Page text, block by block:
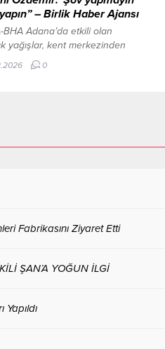
– Birlik Haber Ajansı
BHA Adana’da etkili olan
yağışlar, kent merkezinden
ve Sarıçam’a kadar
yolları göle çevirdi; evler,
0
Fabrikasını Ziyaret Etti
ŞAN’A YOĞUN İLGİ